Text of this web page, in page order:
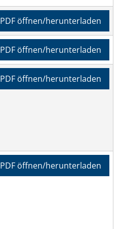
PDF öffnen/herunterladen
PDF öffnen/herunterladen
PDF öffnen/herunterladen
PDF öffnen/herunterladen